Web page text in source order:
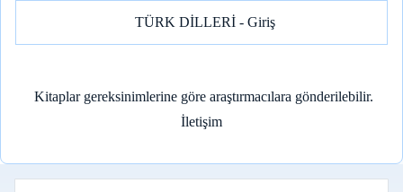
TÜRK DİLLERİ - Giriş
Kitaplar gereksinimlerine göre araştırmacılara gönderilebilir.
İletişim